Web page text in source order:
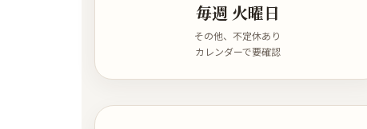
毎週 火曜日
その他、不定休あり
カレンダーで要確認